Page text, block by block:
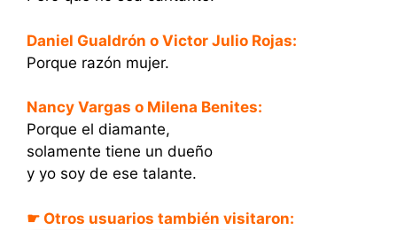
Daniel Gualdrón o Victor Julio Rojas:
Porque razón mujer.
Nancy Vargas o Milena Benites:
Porque el diamante,
solamente tiene un dueño
y yo soy de ese talante.
☛ Otros usuarios también visitaron:
Descarga las
Golondrina